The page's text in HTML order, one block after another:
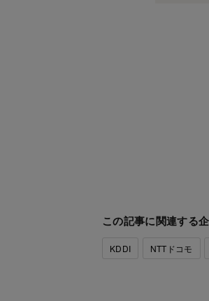
この記事に関連する
KDDI NTTドコモ